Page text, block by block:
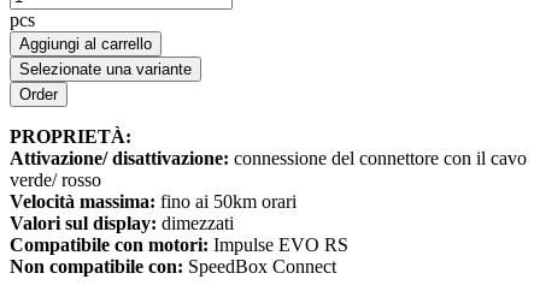
pcs
Aggiungi al carrello
Selezionate una variante
PROPRIETÀ:
Attivazione/ disattivazione: connessione del connettore con il cavo
verde/ rosso
Velocità massima: fino ai 50km orari
Valori sul display: dimezzati
Compatibile con motori: Impulse EVO RS
Non compatibile con: SpeedBox Connect